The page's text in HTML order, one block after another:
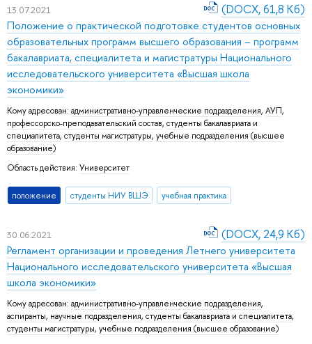
13.07.2021
Положение о практической подготовке студентов основных
образовательных программ высшего образования – программ
бакалавриата, специалитета и магистратуры Национального
исследовательского университета «Высшая школа
экономики»
Кому адресован: административно-управленческие подразделения, АУП,
профессорско-преподавательский состав, студенты бакалавриата и
специалитета, студенты магистратуры, учебные подразделения (высшее
образование)
Область действия: Университет
положение студенты НИУ ВШЭ учебная практика
(DOCX, 61,8 Кб)
30.06.2021
Регламент организации и проведения Летнего университета
Национального исследовательского университета «Высшая
школа экономики»
Кому адресован: административно-управленческие подразделения,
аспиранты, научные подразделения, студенты бакалавриата и специалитета,
студенты магистратуры, учебные подразделения (высшее образование)
(DOCX, 24,9 Кб)